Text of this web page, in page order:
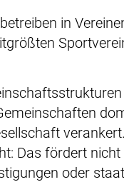
in
Das fördert
oder